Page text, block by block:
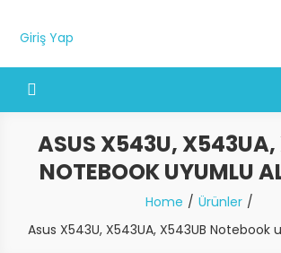
Giriş Yap
ASUS X543U,
NOTEBOOK UYUMLU
Home
Ürünler
Asus X543U, X543UA, X543UB Notebook